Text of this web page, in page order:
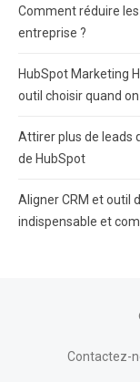
Comment réduire
entreprise ?
HubSpot Marketing
outil choisir quand
Attirer plus de leads
de HubSpot
Aligner CRM et outil
indispensable et
Contactez-